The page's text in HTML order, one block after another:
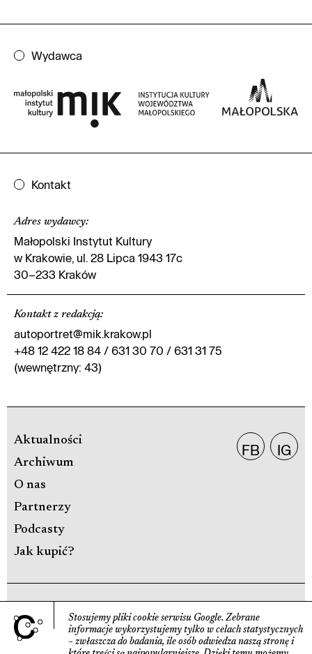
Wydawca
Kontakt
Adres wydawcy:
Małopolski Instytut Kultury
w Krakowie, ul. 28 Lipca 1943 17c
30–233 Kraków
Kontakt z redakcją:
autoportret@mik.krakow.pl
+48 12 422 18 84 / 631 30 70 / 631 31 75
(wewnętrzny: 43)
Aktualności
Archiwum
O nas
Partnerzy
Podcasty
Jak kupić?
FB IG
POLITYKA PRYWATNOŚCI
DEKLARACJA DOSTĘPNOŚCI
Stosujemy pliki cookie serwisu Google. Zebrane
informacje wyko­rzystujemy tylko w celach statys­tycznych
– zwłaszcza do badania, ile osób odwiedza naszą stronę i